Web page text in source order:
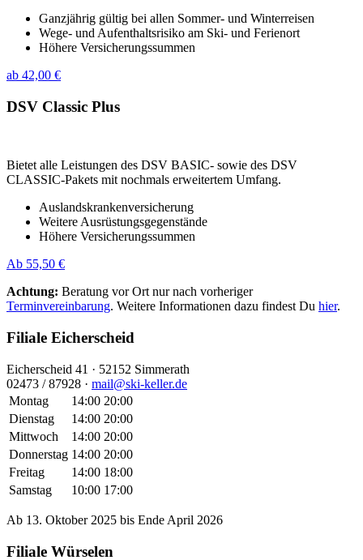
Ganzjährig gültig bei allen Sommer- und Winterreisen
Wege- und Aufenthaltsrisiko am Ski- und Ferienort
Höhere Versicherungssummen
ab 42,00 €
DSV Classic Plus
Bietet alle Leistungen des DSV BASIC- sowie des DSV
CLASSIC-Pakets mit nochmals erweitertem Umfang.
Auslandskrankenversicherung
Weitere Ausrüstungsgegenstände
Höhere Versicherungssummen
Ab 55,50 €
Achtung: Beratung vor Ort nur nach vorheriger
Terminvereinbarung. Weitere Informationen dazu findest Du hier.
Filiale Eicherscheid
Eicherscheid 41 · 52152 Simmerath
02473 / 87928 · mail@ski-keller.de
Montag
14:00 20:00
Dienstag
14:00 20:00
Mittwoch
14:00 20:00
Donnerstag 14:00 20:00
Freitag
14:00 18:00
Samstag
10:00 17:00
Ab 13. Oktober 2025 bis Ende April 2026
Filiale Würselen